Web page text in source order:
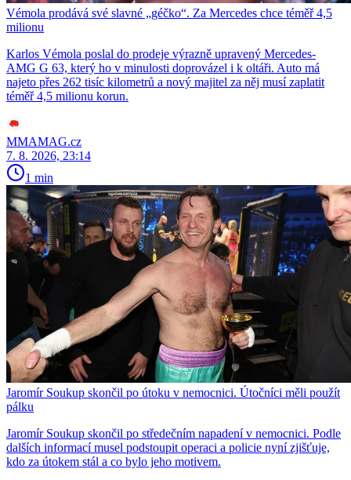
Vémola prodává své slavné „géčko“. Za Mercedes chce téměř 4,5
milionu
Karlos Vémola poslal do prodeje výrazně upravený Mercedes-
AMG G 63, který ho v minulosti doprovázel i k oltáři. Auto má
najeto přes 262 tisíc kilometrů a nový majitel za něj musí zaplatit
téměř 4,5 milionu korun.
MMAMAG.cz
7. 8. 2026, 23:14
1 min
Jaromír Soukup skončil po útoku v nemocnici. Útočníci měli použít
pálku
Jaromír Soukup skončil po středečním napadení v nemocnici. Podle
dalších informací musel podstoupit operaci a policie nyní zjišťuje,
kdo za útokem stál a co bylo jeho motivem.